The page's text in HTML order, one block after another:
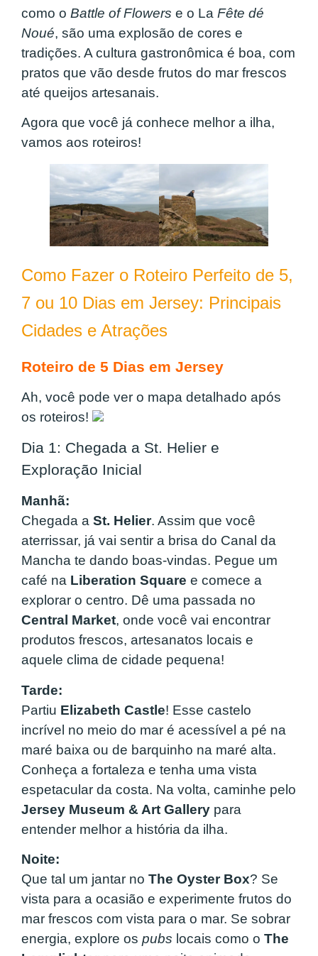
como o Battle of Flowers e o La Fête dé
Noué, são uma explosão de cores e
tradições. A cultura gastronômica é boa, com
pratos que vão desde frutos do mar frescos
até queijos artesanais.
Agora que você já conhece melhor a ilha,
vamos aos roteiros!
Como Fazer o Roteiro Perfeito de 5,
7 ou 10 Dias em Jersey: Principais
Cidades e Atrações
Roteiro de 5 Dias em Jersey
Ah, você pode ver o mapa detalhado após
os roteiros!
Dia 1: Chegada a St. Helier e
Exploração Inicial
Manhã:
Chegada a St. Helier. Assim que você
aterrissar, já vai sentir a brisa do Canal da
Mancha te dando boas-vindas. Pegue um
café na Liberation Square e comece a
explorar o centro. Dê uma passada no
Central Market, onde você vai encontrar
produtos frescos, artesanatos locais e
aquele clima de cidade pequena!
Tarde:
Partiu Elizabeth Castle! Esse castelo
incrível no meio do mar é acessível a pé na
maré baixa ou de barquinho na maré alta.
Conheça a fortaleza e tenha uma vista
espetacular da costa. Na volta, caminhe pelo
Jersey Museum & Art Gallery para
entender melhor a história da ilha.
Noite:
Que tal um jantar no The Oyster Box? Se
vista para a ocasião e experimente frutos do
mar frescos com vista para o mar. Se sobrar
energia, explore os pubs locais como o The